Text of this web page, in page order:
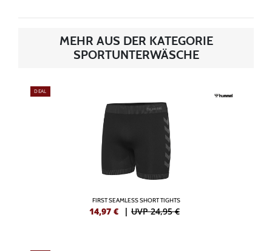
MEHR AUS DER KATEGORIE
SPORTUNTERWÄSCHE
DEAL
FIRST SEAMLESS SHORT TIGHTS
14,97 € | UVP 24,95 €